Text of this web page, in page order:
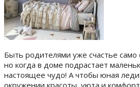
Быть родителями уже счастье
но когда в доме подрастает
настоящее чудо! А чтобы юная леди